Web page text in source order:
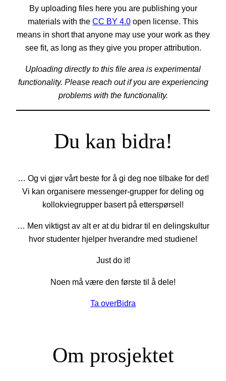
By uploading files here you are publishing your
materials with the CC BY 4.0 open license. This
means in short that anyone may use your work as they
see fit, as long as they give you proper attribution.
Uploading directly to this file area is experimental
functionality. Please reach out if you are experiencing
problems with the functionality.
Du kan bidra!
… Og vi gjør vårt beste for å gi deg noe tilbake for det!
Vi kan organisere messenger-grupper for deling og
kollokviegrupper basert på etterspørsel!
… Men viktigst av alt er at du bidrar til en delingskultur
hvor studenter hjelper hverandre med studiene!
Just do it!
Noen må være den første til å dele!
Ta overBidra
Om prosjektet